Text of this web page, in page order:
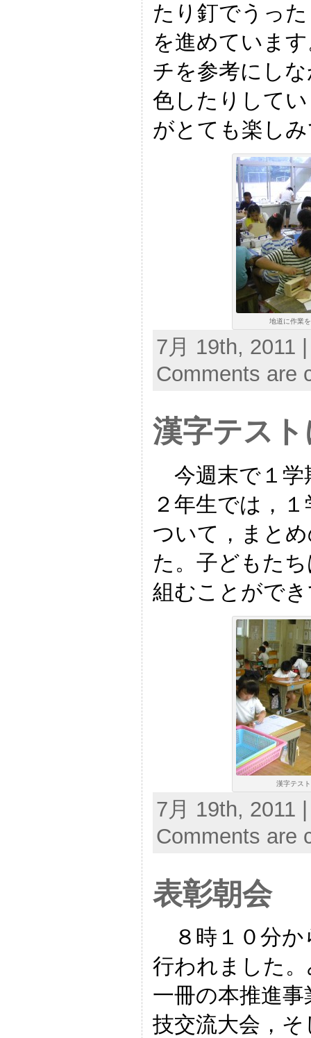
たり釘でうっ
を進めていま
チを参考にし
色したりして
がとても楽し
地道に作業
7月 19th, 2011
Comments are
漢字テス
今週末で１学
２年生では，
ついて，まと
た。子どもた
組むことがで
漢字テス
7月 19th, 2011
Comments are
表彰朝会
８時１０分か
行われました
一冊の本推進
技交流大会，